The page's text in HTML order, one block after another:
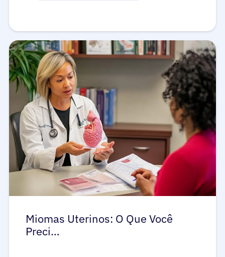
Pacientes
Médicos
Soluções
Recursos
Miomas Uterinos: O Que Você
Preci…